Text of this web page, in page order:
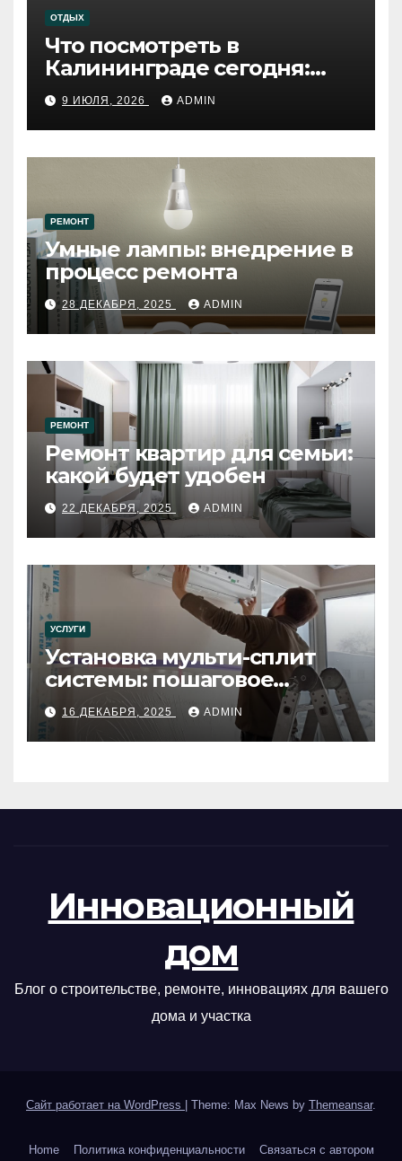
ОТДЫХ
Что посмотреть в
Калининграде сегодня:
путеводитель по самому
западному городу России
9 ИЮЛЯ, 2026 ADMIN
РЕМОНТ
Умные лампы: внедрение в
процесс ремонта
28 ДЕКАБРЯ, 2025 ADMIN
РЕМОНТ
Ремонт квартир для семьи:
какой будет удобен
22 ДЕКАБРЯ, 2025 ADMIN
УСЛУГИ
Установка мульти-сплит
системы: пошаговое
руководство
16 ДЕКАБРЯ, 2025 ADMIN
Инновационный
дом
Блог о строительстве, ремонте, инновациях для вашего
дома и участка
Сайт работает на WordPress Theme: Max News by Themeansar.
Home Политика конфиденциальности Связаться с автором